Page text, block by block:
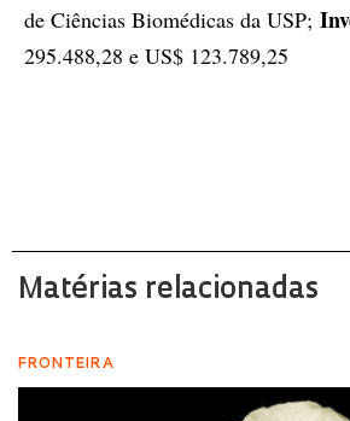
de Ciências Biomédicas da USP;
295.488,28 e US$ 123.789,25